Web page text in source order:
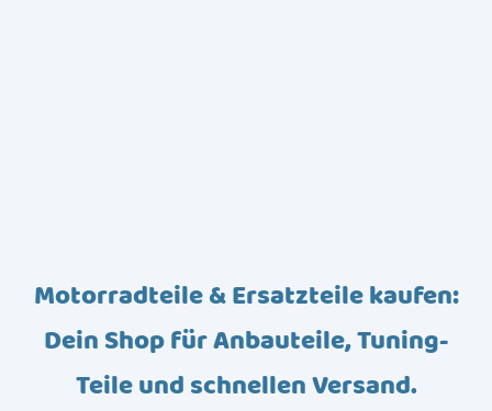
Motorradteile & Ersatzteile kaufen:
Dein Shop für Anbauteile, Tuning-
Teile und schnellen Versand.